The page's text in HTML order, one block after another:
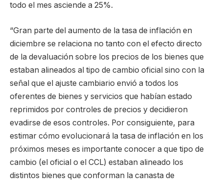
todo el mes asciende a 25%.
“Gran parte del aumento de la tasa de inflación en
diciembre se relaciona no tanto con el efecto directo
de la devaluación sobre los precios de los bienes que
estaban alineados al tipo de cambio oficial sino con la
señal que el ajuste cambiario envió a todos los
oferentes de bienes y servicios que habían estado
reprimidos por controles de precios y decidieron
evadirse de esos controles. Por consiguiente, para
estimar cómo evolucionará la tasa de inflación en los
próximos meses es importante conocer a que tipo de
cambio (el oficial o el CCL) estaban alineado los
distintos bienes que conforman la canasta de